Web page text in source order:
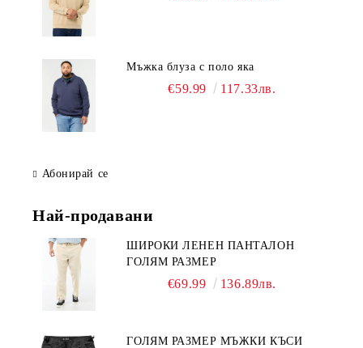
Мъжка блуза с поло яка
€59.99 117.33лв.
Абонирай се
Най-продавани
ШИРОКИ ЛЕНЕН ПАНТАЛОН
ГОЛЯМ РАЗМЕР
€69.99 136.89лв.
ГОЛЯМ РАЗМЕР МЪЖКИ КЪСИ